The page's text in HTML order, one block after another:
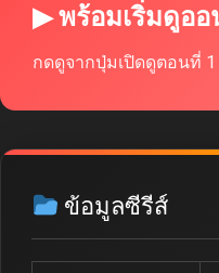
▶ พร้อมเริ่มดูออ
กดดูจากปุ่มเปิดดูตอนที่ 1
ข้อมูลซีรีส์